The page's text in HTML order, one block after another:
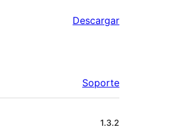
Descargar
Soporte
1.3.2